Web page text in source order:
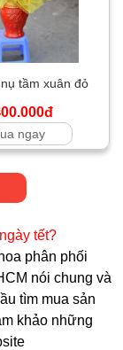
tầm xuân đỏ
ngay
tết?
phân phối
nói chung và
tìm mua sản
khảo những